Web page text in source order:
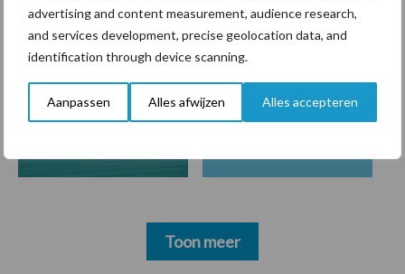
advertising and content measurement, audience research,
and services development, precise geolocation data, and
identification through device scanning.
Aanpassen Alles afwijzen Alles accepteren
Diergezondheid Bemesting Fokkerij
Derogatie Fosfaatrechten
Toon meer